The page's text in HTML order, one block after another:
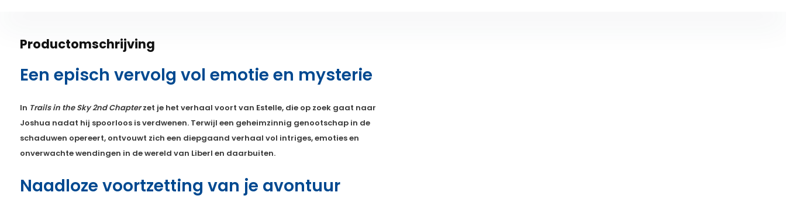
Productomschrijving
Een episch vervolg vol emotie en mysterie
In Trails in the Sky 2nd Chapterzet je het verhaal voort van Estelle, die op zoek gaat naar
Joshua nadat hij spoorloos is verdwenen. Terwijl een geheimzinnig genootschap in de
schaduwen opereert, ontvouwt zich een diepgaand verhaal vol intriges, emoties en
onverwachte wendingen in de wereld van Liberl en daarbuiten.
Naadloze voortzetting van je avontuur